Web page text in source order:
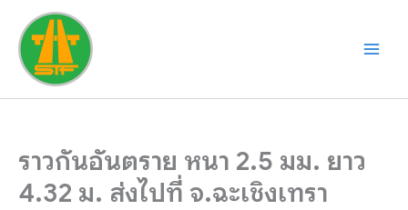
content
ราวกันอันตราย หนา 2.5 มม. ยาว
4.32 ม. ส่งไปที่ จ.ฉะเชิงเทรา